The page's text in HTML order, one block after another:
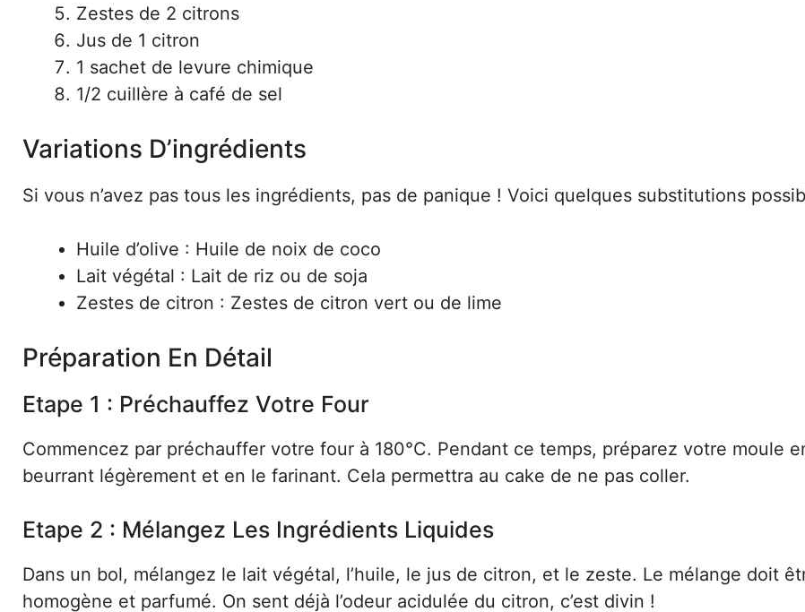
Zestes de 2 citrons
Jus de 1 citron
1 sachet de levure chimique
1/2 cuillère à café de sel
Variations D’ingrédients
Si vous n’avez pas tous les ingrédients, pas de panique ! Voici quelques substitutions
Huile d’olive : Huile de noix de coco
Lait végétal : Lait de riz ou de soja
Zestes de citron : Zestes de citron vert ou de lime
Préparation En Détail
Etape 1 : Préchauffez Votre Four
Commencez par préchauffer votre four à 180°C. Pendant ce temps, préparez votre moule
beurrant légèrement et en le farinant. Cela permettra au cake de ne pas coller.
Etape 2 : Mélangez Les Ingrédients Liquides
Dans un bol, mélangez le lait végétal, l’huile, le jus de citron, et le zeste. Le mélange doit
homogène et parfumé. On sent déjà l’odeur acidulée du citron, c’est divin !